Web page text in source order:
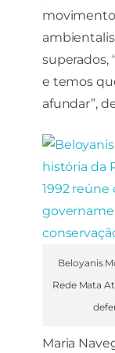
superados,
e temos
afundar”,
Beloyanis
Rede Mata
Maria